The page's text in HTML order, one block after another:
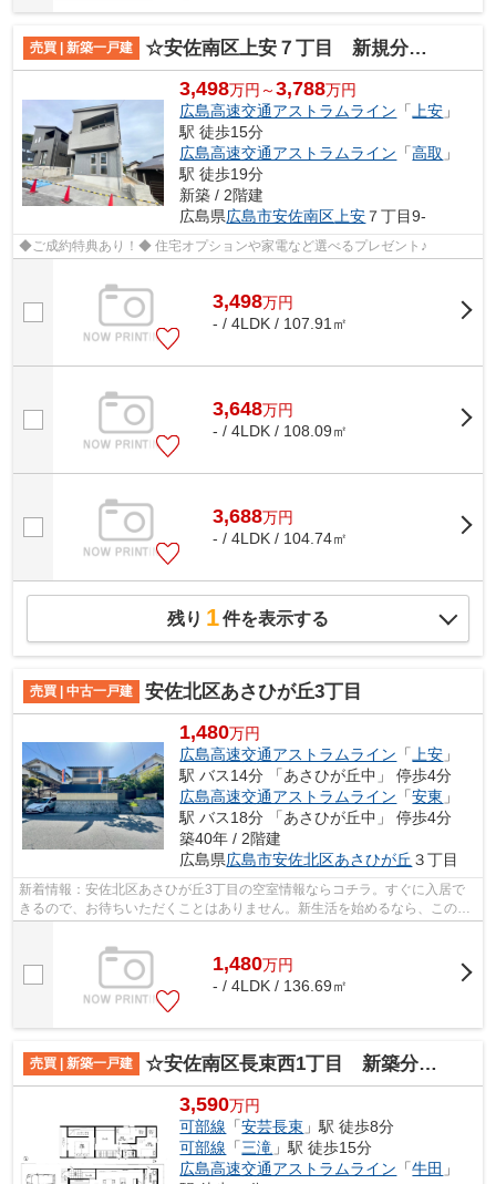
売買 | 新築一戸建 ☆安佐南区上安７丁目 新規分譲☆
3,498万円～3,788万円
広島高速交通アストラムライン 「上安 」
駅 徒歩15分
広島高速交通アストラムライン 「高取 」
駅 徒歩19分
新築 / 2階建
広島県広島市安佐南区上安 ７丁目9-
◆ご成約特典あり！◆ 住宅オプションや家電など選べるプレゼント♪
3,498万円
- / 4LDK / 107.91㎡
3,648万円
- / 4LDK / 108.09㎡
3,688万円
- / 4LDK / 104.74㎡
残り 1件を表示する
売買 | 中古一戸建 安佐北区あさひが丘3丁目
1,480万円
広島高速交通アストラムライン 「 上安 」
駅 バス14分 「あさひが丘中」 停歩4分
広島高速交通アストラムライン 「安東 」
駅 バス18分 「あさひが丘中」 停歩4分
築40年 / 2階建
広島県広島市安佐北区あさひが丘 ３丁目
新着情報：安佐北区あさひが丘3丁目の空室情報ならコチラ。すぐに入居で
きるので、お待ちいただくことはありません。新生活を始めるなら、この
1,480万円
- / 4LDK / 136.69㎡
売買 | 新築一戸建 ☆安佐南区長束西1丁目 新築分譲☆
3,590万円
可部線 「安芸長束 」駅 徒歩8分
可部線 「三滝 」駅 徒歩15分
広島高速交通アストラムライン 「牛田 」